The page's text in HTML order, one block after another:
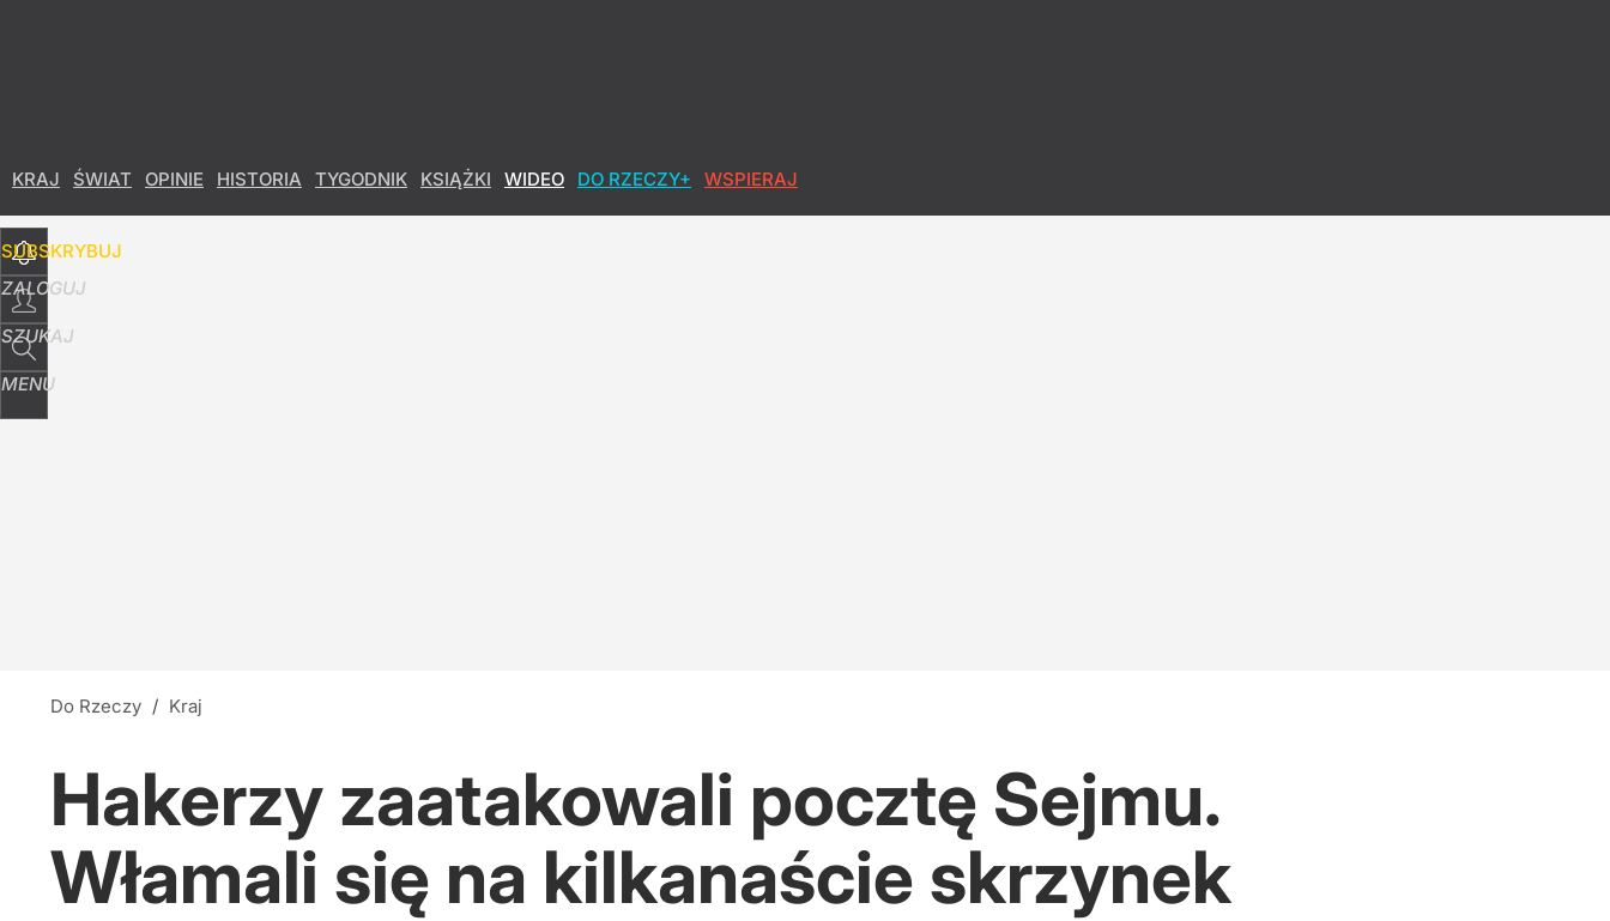
KRAJ ŚWIAT OPINIE HISTORIA TYGODNIK KSIĄŻKI WIDEO DO RZECZY+ WSPIERAJ
SUBSKRYBUJ
ZALOGUJ
SZUKAJ
MENU
3
Do Rzeczy / Kraj
Hakerzy zaatakowali pocztę Sejmu.
Włamali się na kilkanaście skrzynek